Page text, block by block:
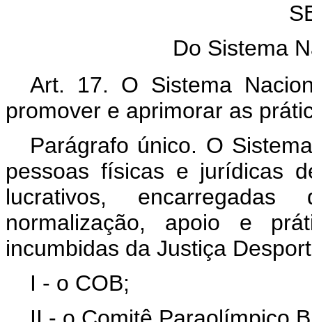
Do Sistema
Art. 17. O Sistema
promover e aprimorar as
Parágrafo único. O
pessoas físicas e jurídicas
lucrativos, encarregadas
normalização, apoio e
incumbidas da Justiça
I - o COB;